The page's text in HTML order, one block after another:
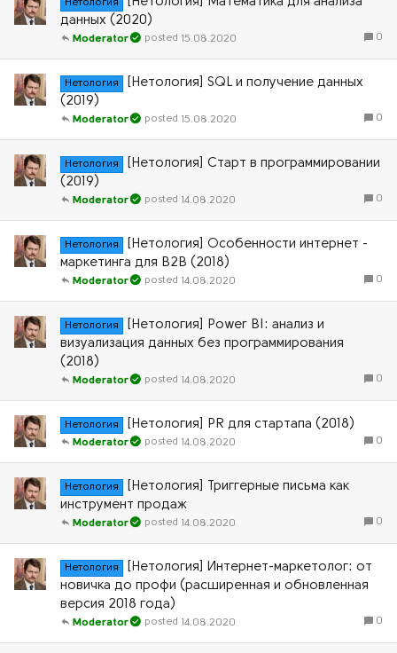
Нетология
данных (2020)
0
15.08.2020
Moderator
Нетология
[Нетология] SQL и получение данных
(2019)
0
15.08.2020
Moderator
Нетология
[Нетология] Старт в программировании
(2019)
0
14.08.2020
Moderator
Нетология
[Нетология] Особенности интернет -
маркетинга для B2B (2018)
0
14.08.2020
Moderator
Нетология
[Нетология] Power BI: анализ и
визуализация данных без программирования
(2018)
0
14.08.2020
Moderator
Нетология [Нетология] PR для стартапа (2018)
0
14.08.2020
Moderator
Нетология
[Нетология] Триггерные письма как
инструмент продаж
0
14.08.2020
Moderator
Нетология
[Нетология] Интернет-маркетолог: от
новичка до профи (расширенная и обновленная
версия 2018 года)
0
14.08.2020
Moderator